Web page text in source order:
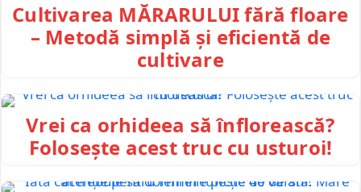
Cultivarea MĂRARULUI fără floare
– Metodă simplă și eficientă de
cultivare
Vrei ca orhideea să înflorească?
Folosește acest truc cu usturoi!